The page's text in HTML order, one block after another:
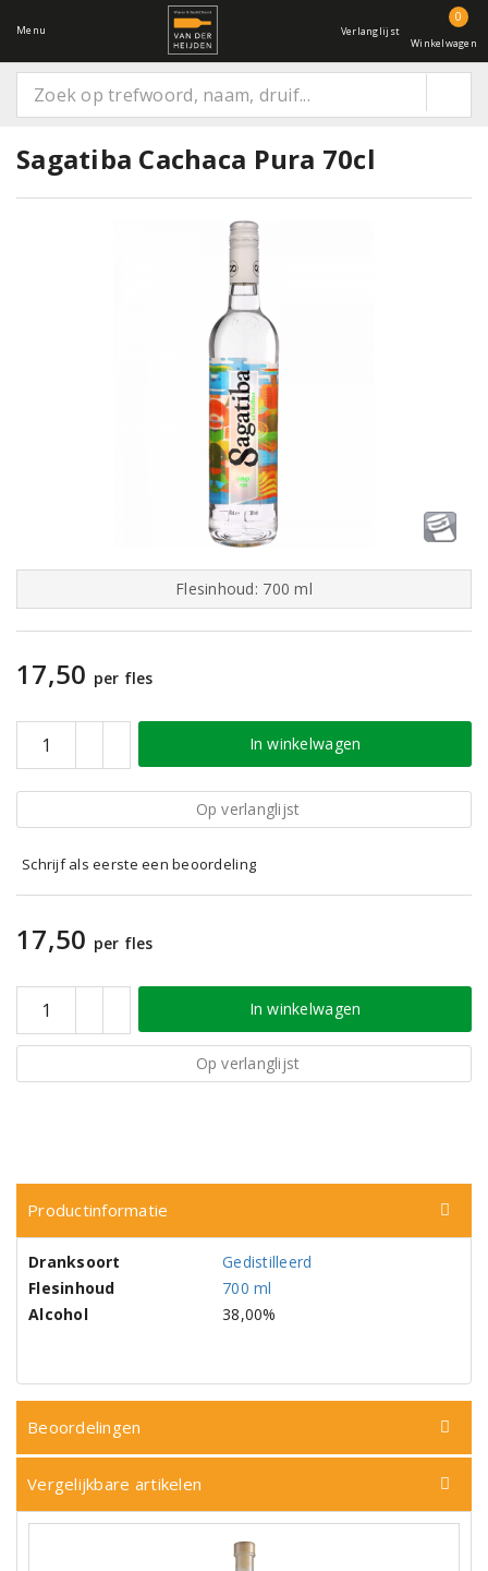
Menu Verlanglijst
0
Winkelwagen
Sagatiba Cachaca Pura 70cl
Flesinhoud: 700 ml
17,50 per fles
In winkelwagen
Op verlanglijst
Schrijf als eerste een beoordeling
17,50 per fles
In winkelwagen
Op verlanglijst
Productinformatie
Dranksoort
Gedistilleerd
Flesinhoud
700 ml
Alcohol
38,00%
Beoordelingen
Vergelijkbare artikelen